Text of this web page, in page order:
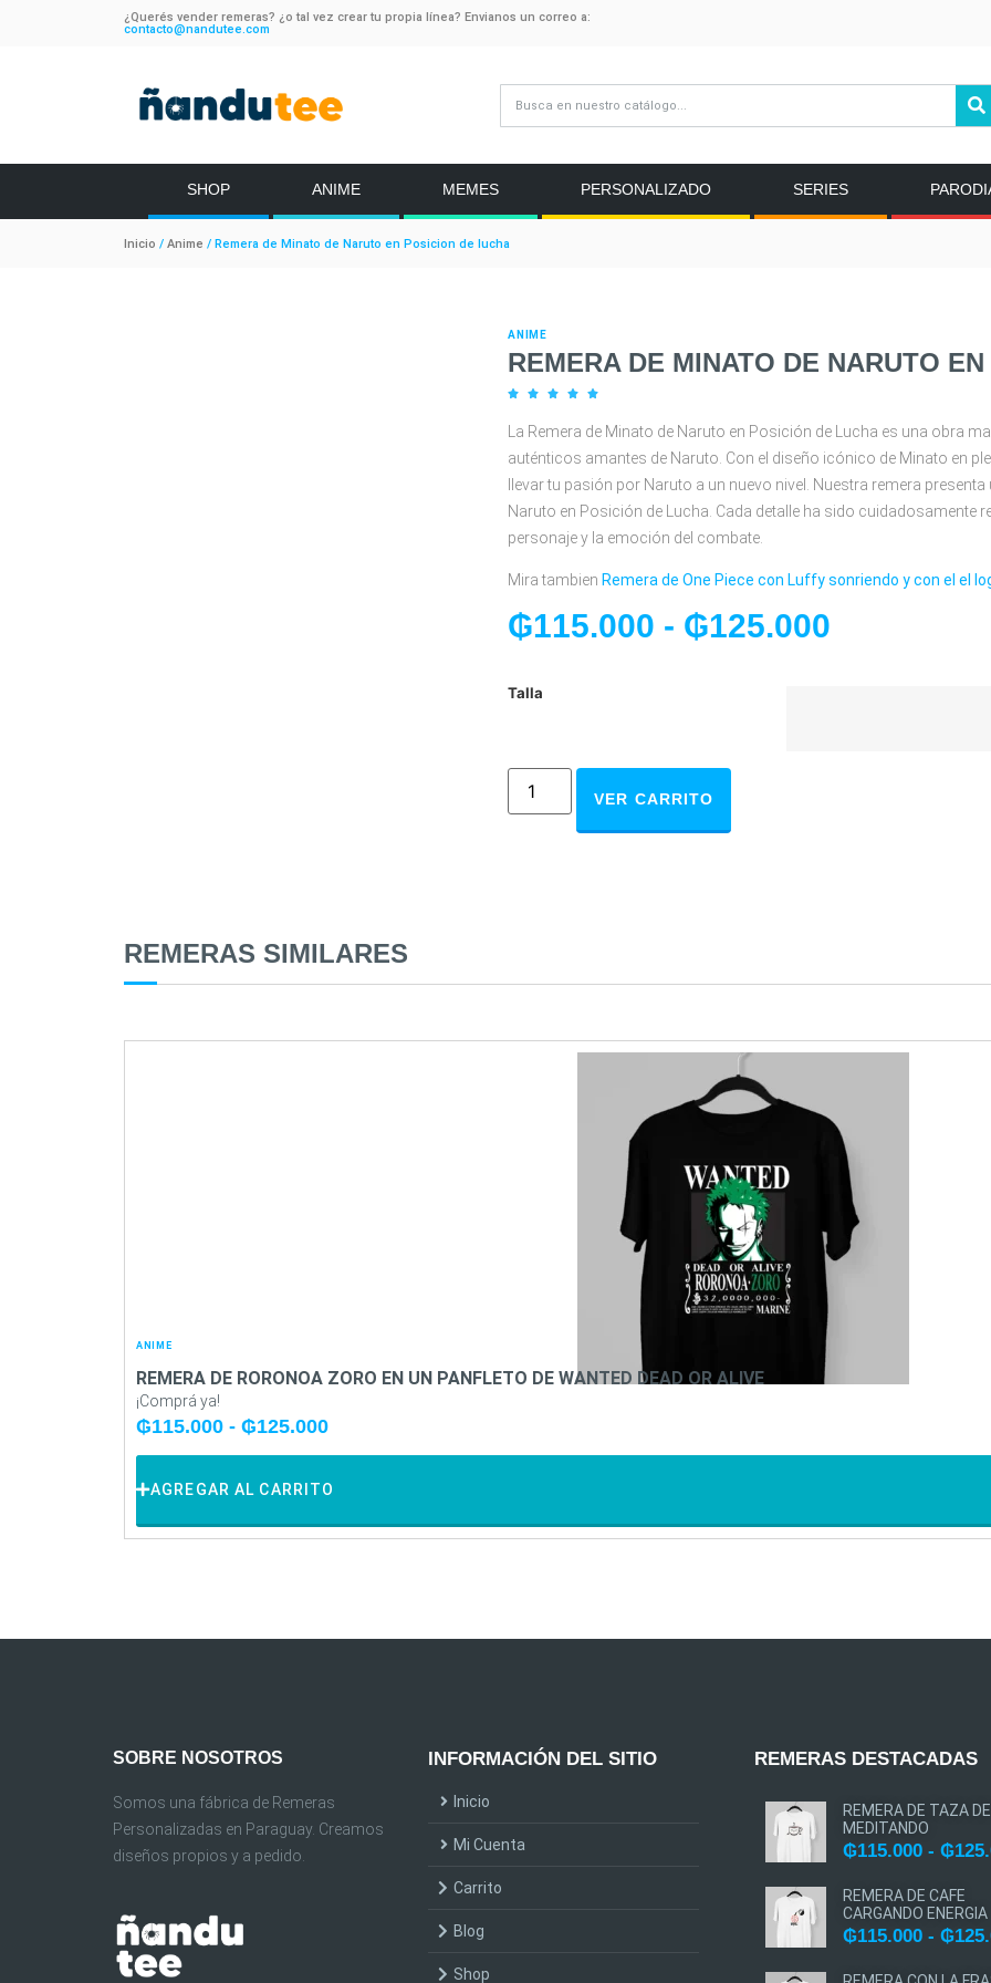
¿Querés vender remeras? ¿o tal vez crear tu propia línea? Envianos un correo a:
contacto@nandutee.com
SHOP ANIME MEMES PERSONALIZADO SERIES
Inicio / Anime / Remera de Minato de Naruto en Posicion de lucha
ANIME
REMERA DE MINATO DE NARUTO
    
La Remera de Minato de Naruto en Posición de Lucha es una obra
auténticos amantes de Naruto. Con el diseño icónico de Minato en
llevar tu pasión por Naruto a un nuevo nivel. Nuestra remera
Naruto en Posición de Lucha. Cada detalle ha sido cuidadosamente
personaje y la emoción del combate.
Mira tambien Remera de One Piece con Luffy sonriendo y con el el
₲115.000 - ₲125.000
Talla
VER CARRITO
REMERAS SIMILARES
ANIME
REMERA DE RORONOA ZORO EN UN PANFLETO DE WANTED DEAD OR ALIVE
¡Comprá ya!
₲115.000 - ₲125.000
AGREGAR AL CARRITO
SOBRE NOSOTROS
Somos una fábrica de Remeras
Personalizadas en Paraguay. Creamos
diseños propios y a pedido.
INFORMACIÓN DEL SITIO
Inicio
Mi Cuenta
Carrito
Blog
Shop
REMERAS DESTACADAS
REMERA DE TAZA
MEDITANDO
₲115.000 - ₲
REMERA DE CAFE
CARGANDO ENERGIA
₲115.000 - ₲